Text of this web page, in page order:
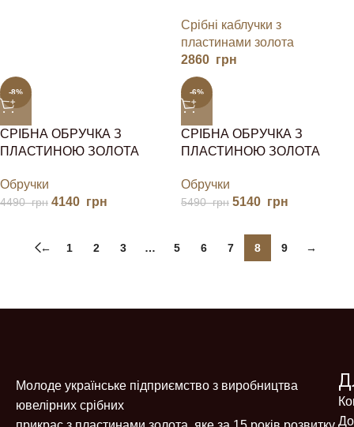
Срібні каблучки з
пластинами золота
2860 грн
-8%
СРІБНА ОБРУЧКА З
ПЛАСТИНОЮ ЗОЛОТА
Обручки
4490грн 4140 грн
-6%
СРІБНА ОБРУЧКА З
ПЛАСТИНОЮ ЗОЛОТА
Обручки
5490грн 5140 грн
← 1 2 3 … 5 6 7 8 9 →
Молоде українське підприємство з виробництва
ювелірних срібних